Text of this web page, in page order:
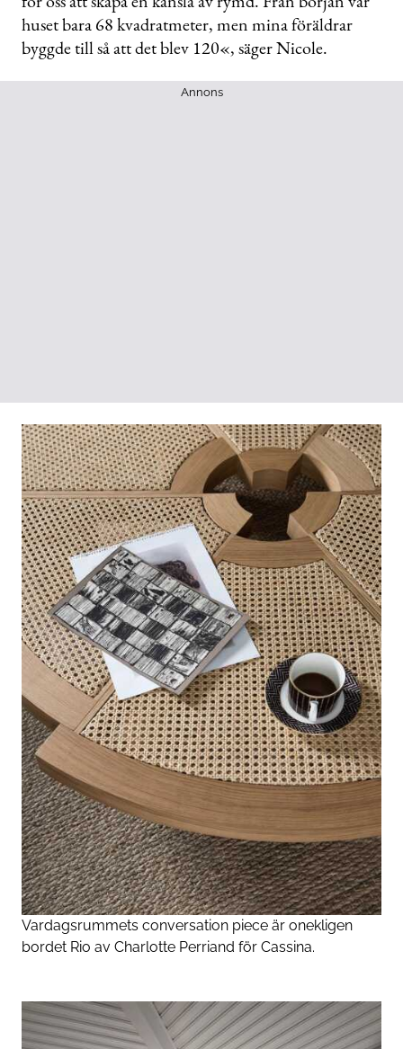
huset bara 68 kvadratmeter, men mina föräldrar
byggde till så att det blev 120«, säger Nicole.
Annons
Vardagsrummets conversation piece är onekligen
bordet Rio av Charlotte Perriand för Cassina.